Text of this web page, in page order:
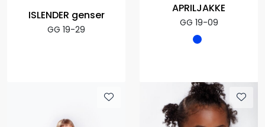
ISLENDER genser
GG 19-29
APRILJAKKE
GG 19-09